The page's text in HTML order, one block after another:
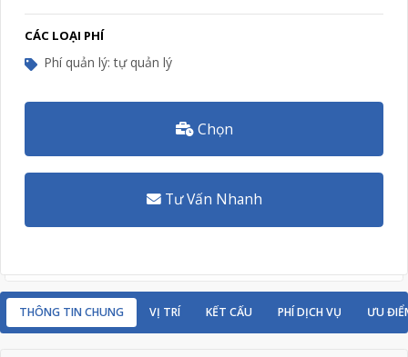
CÁC LOẠI PHÍ
Phí quản lý: tự quản lý
Chọn
Tư Vấn Nhanh
THÔNG TIN CHUNG VỊ TRÍ KẾT CẤU PHÍ DỊCH VỤ ƯU